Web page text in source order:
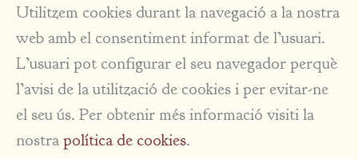
Utilitzem cookies durant la navegació a la nostra
web amb el consentiment informat de l’usuari.
L’usuari pot configurar el seu navegador perquè
l’avisi de la utilització de cookies i per evitar-ne
el seu ús. Per obtenir més informació visiti la
nostrapolítica de cookies.